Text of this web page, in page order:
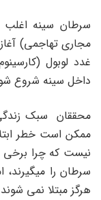
سرطان سینه اغلب
مجاری تهاجمی)
غدد لوبول
داخل سینه شروع
محققان سبک
ممکن است خطر
نیست که چرا برخی
سرطان را
هرگز مبتلا نمی